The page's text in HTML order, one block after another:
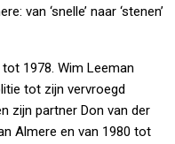
van ‘snelle’ naar ‘stenen’
1978. Wim Leeman
tot zijn vervroegd
zijn partner Don van der
Almere en van 1980 tot